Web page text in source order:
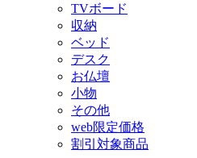
TVボード
収納
ベッド
デスク
お仏壇
小物
その他
web限定価格
割引対象商品